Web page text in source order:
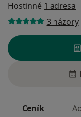
Hostinné 1 adresa
3 názory
Ceník